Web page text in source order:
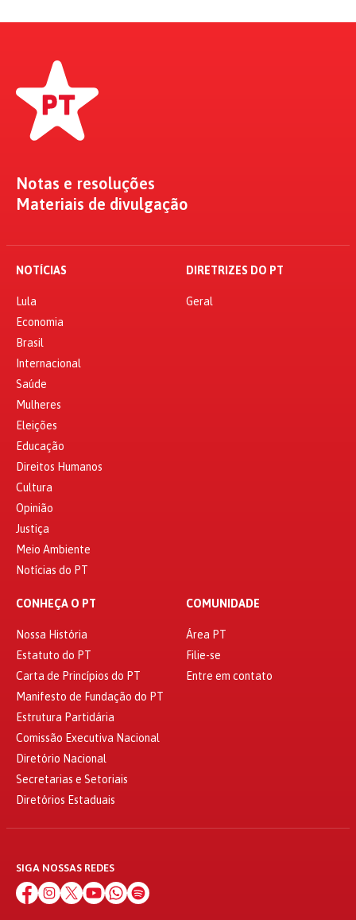
Notas e resoluções
Materiais de divulgação
NOTÍCIAS
Lula
Economia
Brasil
Internacional
Saúde
Mulheres
Eleições
Educação
Direitos Humanos
Cultura
Opinião
Justiça
Meio Ambiente
Notícias do PT
DIRETRIZES DO PT
Geral
CONHEÇA O PT
Nossa História
Estatuto do PT
Carta de Princípios do PT
Manifesto de Fundação do PT
Estrutura Partidária
Comissão Executiva Nacional
Diretório Nacional
Secretarias e Setoriais
Diretórios Estaduais
COMUNIDADE
Área PT
Filie-se
Entre em contato
SIGA NOSSAS REDES